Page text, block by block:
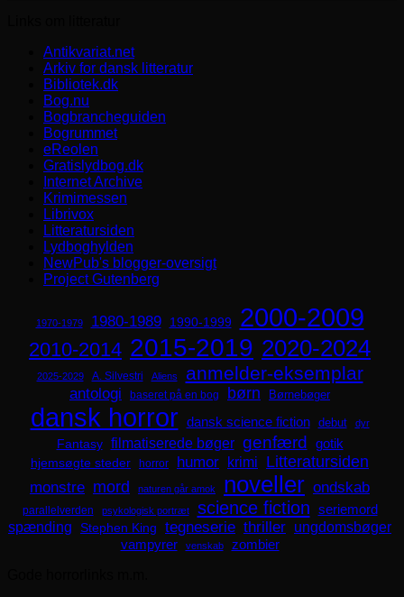
Antikvariat.net
Arkiv for dansk litteratur
Bibliotek.dk
Bog.nu
Bogbrancheguiden
Bogrummet
eReolen
Gratislydbog.dk
Internet Archive
Krimimessen
Librivox
Litteratursiden
Lydboghylden
NewPub's blogger-oversigt
Project Gutenberg
1970-1979 1980-1989 1990-1999 2000-2009
2010-2014 2015-2019 2020-2024
2025-2029 A. Silvestri Aliens anmelder-eksemplar
antologi baseret på en bog børn Børnebøger
dansk horror dansk science fiction debut dyr
Fantasy filmatiserede bøger genfærd
gotik
hjemsøgte steder
horror humor krimi Litteratursiden
monstre mord naturen går amok noveller ondskab
parallelverden psykologisk portræt science fiction seriemord
spænding Stephen King tegneserie thriller ungdomsbøger
vampyrer venskab
zombier